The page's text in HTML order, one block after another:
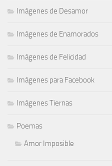
Imágenes de Desamor
Imágenes de Enamorados
Imágenes de Felicidad
Imágenes para Facebook
Imágenes Tiernas
Poemas
Amor Imposible